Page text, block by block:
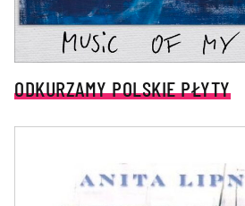
ODKURZAMY POLSKIE PŁYTY